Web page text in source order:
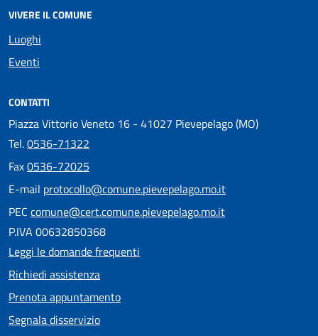
VIVERE IL COMUNE
Luoghi
Eventi
CONTATTI
Piazza Vittorio Veneto 16 - 41027 Pievepelago (MO)
Tel.0536-71322
Fax0536-72025
E-mail protocollo@comune.pievepelago.mo.it
PEC comune@cert.comune.pievepelago.mo.it
P.IVA 00632850368
Leggi le domande frequenti
Richiedi assistenza
Prenota appuntamento
Segnala disservizio